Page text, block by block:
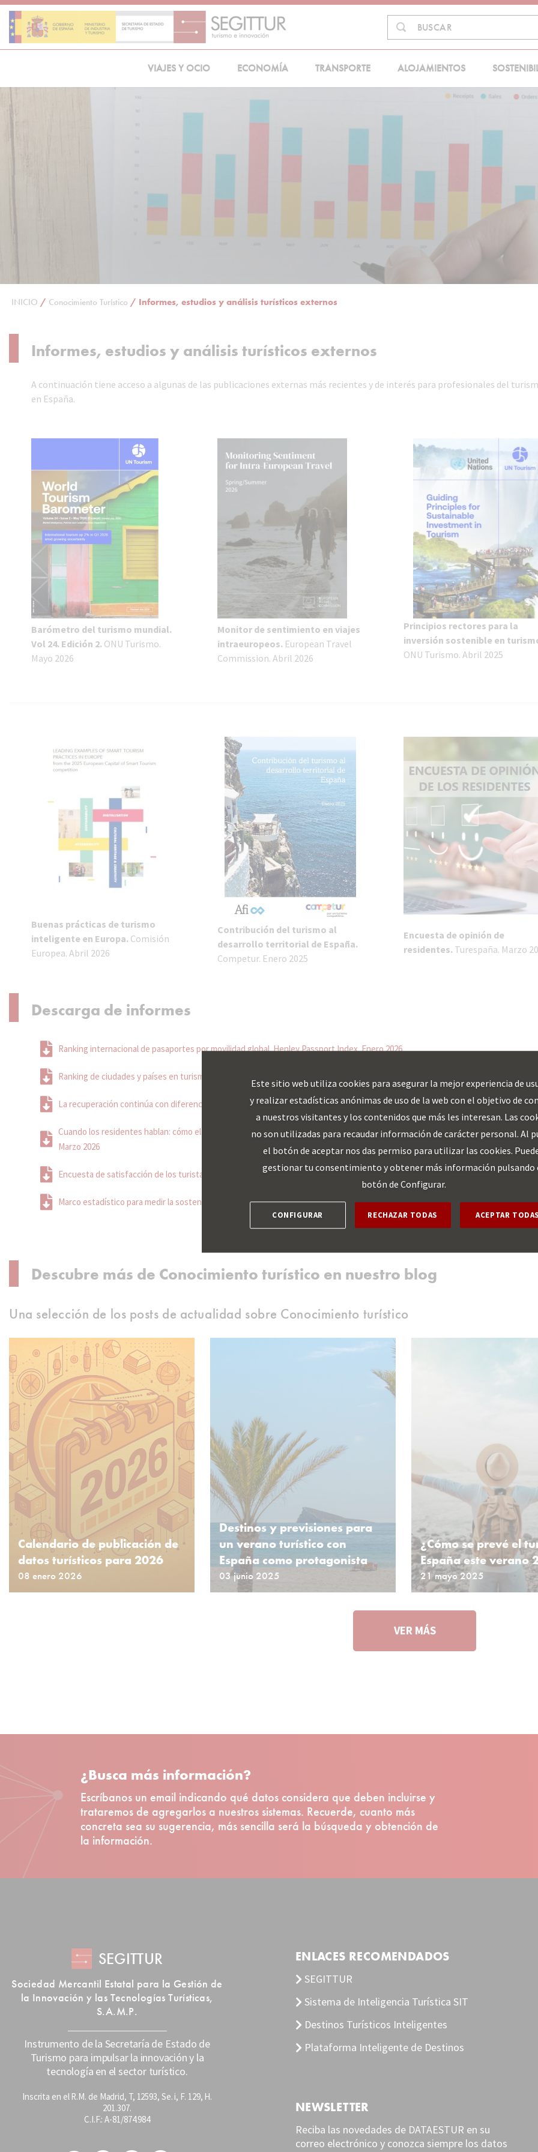
Skip
content
Buscar
BUSCAR
VIAJES Y OCIO ECONOMÍA TRANSPORTE ALOJAMIENTOS
INICIO / Conocimiento Turístico / Informes, estudios y análisis turísticos externos
Informes, estudios y análisis turísticos externos
A continuación tiene acceso a algunas de las publicaciones externas más recientes y de interés para profesionales del
en España.
Barómetro del turismo mundial.
Vol 24. Edición 2. ONU Turismo.
Mayo 2026
Monitor de sentimiento en viajes
intraeuropeos. European Travel
Commission. Abril 2026
Principios rectores para la
inversión sostenible en
ONU Turismo. Abril 2025
Buenas prácticas de turismo
inteligente en Europa. Comisión
Europea. Abril 2026
Contribución del turismo al
desarrollo territorial de España.
Competur. Enero 2025
Encuesta de opinión de
residentes. Turespaña. Marzo
Descarga de informes
Ranking internacional de pasaportes por movilidad global. Henley Passport Index. Enero 2026
Ranking de ciudades y países en turismo de reuniones. ICCA. Septiembre 2024
La recuperación continúa con diferencias relevantes entre regiones. BBVA Research. Abril 2026
Cuando los residentes hablan: cómo el turismo inteligente impulsa la promoción de destinos turísticos. Information Technology
Marzo 2026
Encuesta de satisfacción de los turistas internacionales. Turespaña. 2026
Marco estadístico para medir la sostenibilidad en turismo. ONU Turismo. Febrero 2024
Descubre más de Conocimiento turístico en nuestro blog
Una selección de los posts de actualidad sobre Conocimiento turístico
Calendario de publicación de
datos turísticos para 2026
08 enero 2026
Destinos y previsiones para
un verano turístico con
España como protagonista
03 junio 2025
¿Cómo se prevé el
España este verano
21 mayo 2025
VER MÁS
¿Busca más información?
Escríbanos un email indicando qué datos considera que deben incluirse y
trataremos de agregarlos a nuestros sistemas. Recuerde, cuanto más
concreta sea su sugerencia, más sencilla será la búsqueda y obtención de
la información.
SEGITTUR
Sociedad Mercantil Estatal para la Gestión de
la Innovación y las Tecnologías Turísticas,
S.A.M.P.
Instrumento de la Secretaría de Estado de
Turismo para impulsar la innovación y la
tecnología en el sector turístico.
Inscrita en el R.M. de Madrid, T, 12593, Se. i, F. 129, H.
201.307.
C.I.F.: A-81/874.984
ENLACES RECOMENDADOS
SEGITTUR
Sistema de Inteligencia Turística SIT
Destinos Turísticos Inteligentes
Plataforma Inteligente de Destinos
NEWSLETTER
Reciba las novedades de DATAESTUR en su
correo electrónico y conozca siempre los datos
Este sitio web utiliza cookies para asegurar la mejor experiencia de
y realizar estadísticas anónimas de uso de la web con el objetivo de
a nuestros visitantes y los contenidos que más les interesan. Las
no son utilizadas para recaudar información de carácter personal. Al
el botón de aceptar nos das permiso para utilizar las cookies.
gestionar tu consentimiento y obtener más información pulsando
botón de Configurar.
CONFIGURAR RECHAZAR TODAS ACEPTAR